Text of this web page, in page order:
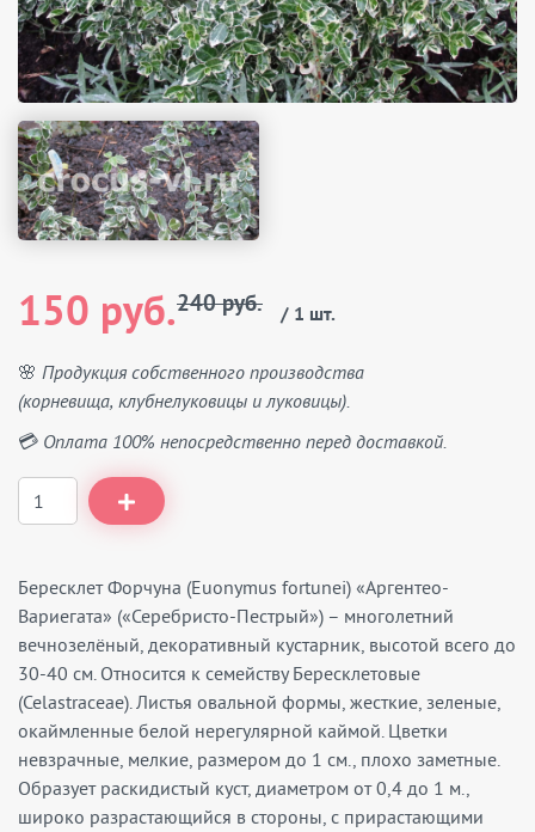
150 руб.240 руб. / 1 шт.
🌸 Продукция собственного производства
(корневища, клубнелуковицы и луковицы).
💳 Оплата 100% непосредственно перед доставкой.
Бересклет Форчуна (Euonymus fortunei) «Аргентео-
Вариегата» («Серебристо-Пестрый») – многолетний
вечнозелёный, декоративный кустарник, высотой всего до
30-40 см. Относится к семейству Бересклетовые
(Celastraceae). Листья овальной формы, жесткие, зеленые,
окаймленные белой нерегулярной каймой. Цветки
невзрачные, мелкие, размером до 1 см., плохо заметные.
Образует раскидистый куст, диаметром от 0,4 до 1 м.,
широко разрастающийся в стороны, с прирастающими